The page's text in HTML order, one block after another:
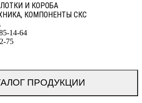
И КОРОБА
КОМПОНЕНТЫ СКС
14-64
75
ПРОДУКЦИИ